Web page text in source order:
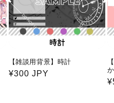
【雑談用背景】時計
通
¥300 JPY